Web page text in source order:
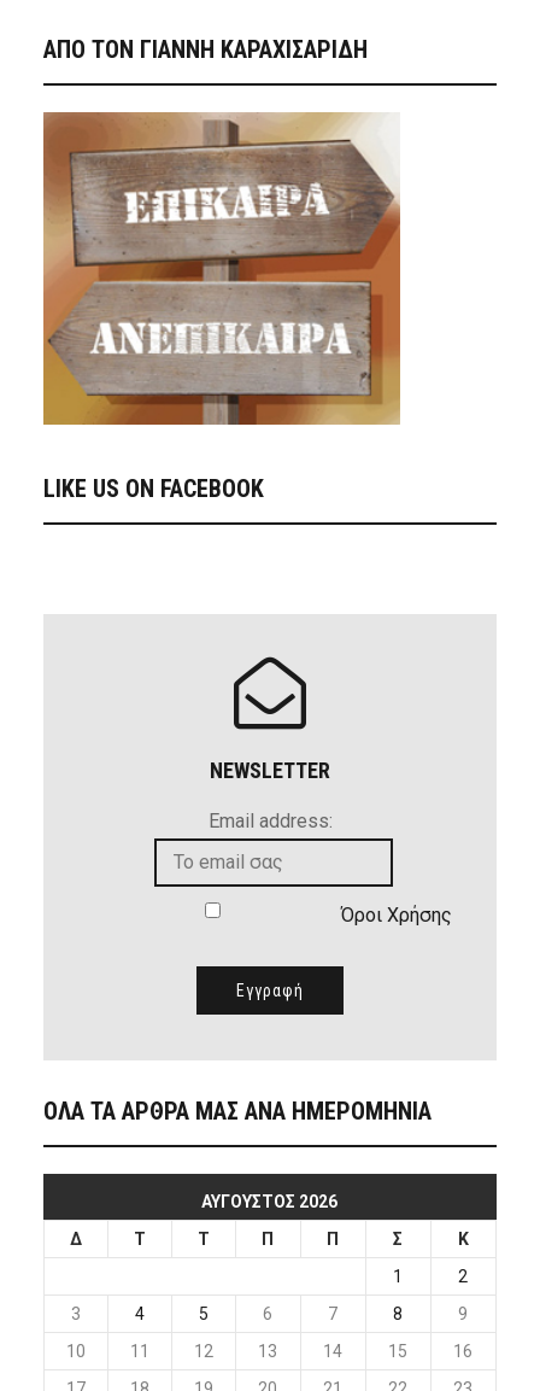
ΑΠΟ ΤΟΝ ΓΙΑΝΝΗ ΚΑΡΑΧΙΣΑΡΙΔΗ
LIKE US ON FACEBOOK
NEWSLETTER
Email address:
Όροι Χρήσης
ΟΛΑ ΤΑ ΑΡΘΡΑ ΜΑΣ ΑΝΑ ΗΜΕΡΟΜΗΝΙΑ
ΑΎΓΟΥΣΤΟΣ 2026
Δ
Τ Τ Π Π Σ
Κ
1
2
3
4 5 6 7 8
9
10
11 12 13 14 15
16